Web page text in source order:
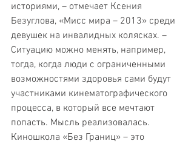
историями, – отмечает Ксения
Безуглова, «Мисс мира – 2013» среди
девушек на инвалидных колясках. –
Ситуацию можно менять, например,
тогда, когда люди с ограниченными
возможностями здоровья сами будут
участниками кинематографического
процесса, в который все мечтают
попасть. Мысль реализовалась.
Киношкола «Без Границ» – это